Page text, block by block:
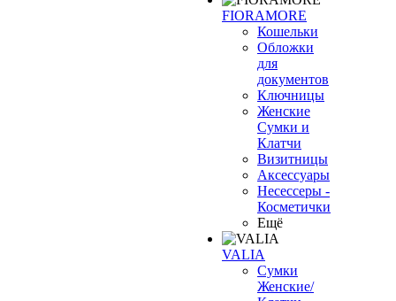
FIORAMORE
Кошельки
Обложки
для
документов
Ключницы
Женские
Сумки и
Клатчи
Визитницы
Аксессуары
Несессеры -
Косметички
Ещё
VALIA
Сумки
Женские/